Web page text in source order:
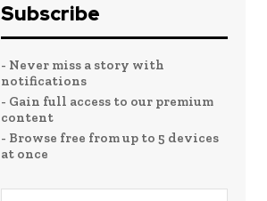
Subscribe
- Never miss a story with
notifications
- Gain full access to our premium
content
- Browse free from up to 5 devices
at once